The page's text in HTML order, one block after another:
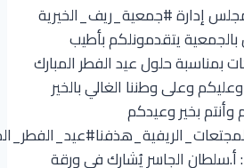
إدارة #جمعية_ريف_الخيرية
بالجمعية يتقدمونلكم بأطيب
بمناسبة حلول عيد الفطر المبارك
وعليكم وعلى وطننا الغالي بالخير
وأنتم بخير وعيدكم
Related posts: أ.سلطان الجاسر يُشارك في ورقة